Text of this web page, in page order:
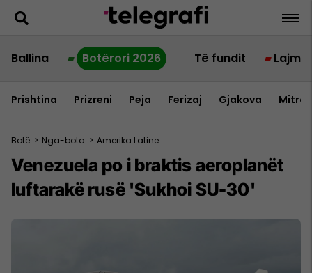
Ballina Botërori 2026 Të fundit Lajme
Prishtina Prizreni Peja Ferizaj Gjakova
Botë > Nga-bota > Amerika Latine
Venezuela po i braktis aeroplanët
luftarakë rusë 'Sukhoi SU-30'